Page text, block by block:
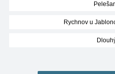
Rychnov u